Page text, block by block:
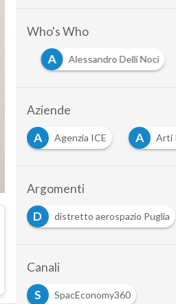
Who's Who
A Alessandro Delli Noci
Aziende
A Agenzia ICE A Arti
Argomenti
D distretto aerospazio Puglia
Canali
S
SpacEconomy360